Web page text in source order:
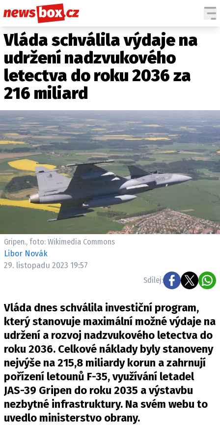
DOMÁCÍ
ZAHRANIČÍ
POČASÍ
KRIMI
EKONOMIKA
KULTURA
SPOLEČNOST
SPORT
ČESKÉ CELEBRITY
SVĚTOVÉ CELEBRITY
SLEDUJTE NÁS NA|
Máte příběh, fotku nebo video?
Pošlete e-mail na newsbox.cz
VYDAVATEL
INZERCE
OSOBNÍ ÚDAJE / COOKIES
VOLNÁ MÍSTA
Provozovatelem serveru newsbox.cz je
INCORP MEDIA GROUP s.r.o., IČ: 118 23 054
Vláda schválila výdaje na
udržení nadzvukového
letectva do roku 2036 za
216 miliard
Gripen., foto: Wikimedia Commons
Libor Novák
29. listopadu 2023 19:57
Sdílej:
Vláda dnes schválila investiční program,
který stanovuje maximální možné výdaje na
udržení a rozvoj nadzvukového letectva do
roku 2036. Celkové náklady byly stanoveny
nejvýše na 215,8 miliardy korun a zahrnují
pořízení letounů F-35, využívání letadel
JAS-39 Gripen do roku 2035 a výstavbu
nezbytné infrastruktury. Na svém webu to
uvedlo ministerstvo obrany.